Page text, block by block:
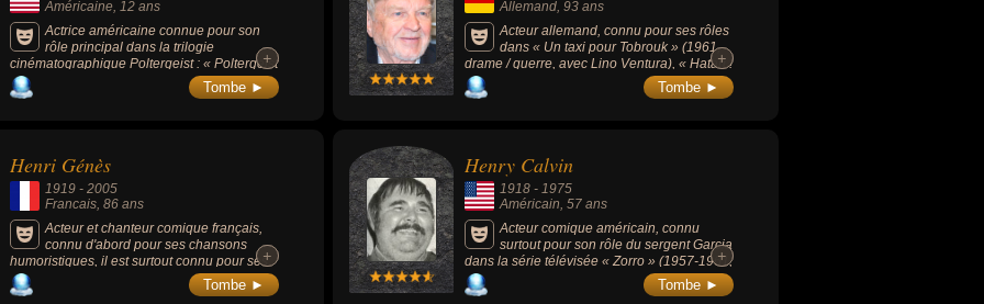
Américaine, 12 ans
Actrice américaine connue pour son
rôle principal dans la trilogie
cinématographique Poltergeist : « Poltergeist
» (1982, de Tobe Hooper), « Poltergeist 2 »
(1986 de Brian Gibson) et « Poltergeist 3 »
plus effrayant jamais réalisé par le « Chicago
Film Critics Association », est considérée par
certains comme maudite à cause de la mort
prématurée de plusieurs personnes
associées au film, dont celui de l'actrice.
+
+
Tombe ►
Allemand, 93 ans
Acteur allemand, connu pour ses rôles
dans « Un taxi pour Tobrouk » (1961,
drame / guerre, avec Lino Ventura), « Hatari !
» (1962, drame / aventure, avec John
Wayne), « La Grande Sauterelle » (1967,
drame, avec James Stewart).
+
+
Tombe ►
Henri Génès
1919 - 2005
Francais, 86 ans
Acteur et chanteur comique français,
connu d'abord pour ses chansons
humoristiques, il est surtout connu pour ses
rôles secondaires au cinéma.
+
+
Tombe ►
Henry Calvin
1918 -1975
Américain, 57 ans
Acteur comique américain, connu
surtout pour son rôle du sergent Garcia
dans la série télévisée « Zorro » (1957-1961,
2 saisons, 80 épisodes) de Walt Disney
Productions.
+
+
Tombe ►